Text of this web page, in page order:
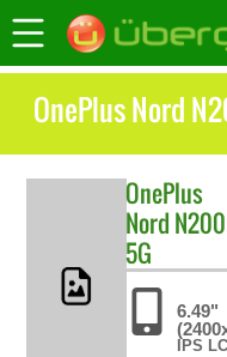
OnePlus Nord
OnePlus
Nord N200
5G
6.49"
IPS